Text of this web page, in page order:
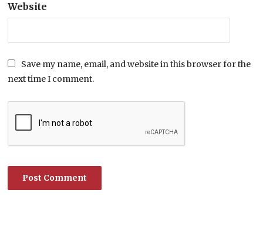
Website
Save my name, email, and website in this browser for the
next time I comment.